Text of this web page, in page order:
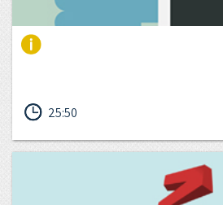
רוצים לדעת כמה אנחנו טובים באמת,
טובים יותר, ההערכה מספקת לנו בכל
בחירה מבחינתנו, האם אנחנו לוקחים
או מדשדשים במקום הנוכחי שלנו.
את תהליך המשוב ולנתח את מקורות
25:50